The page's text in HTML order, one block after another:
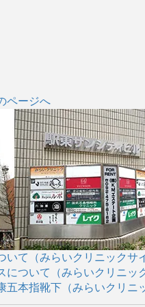
ページへ
いて（みらいクリニックサ
について（みらいクリニッ
五本指靴下（みらいクリニ